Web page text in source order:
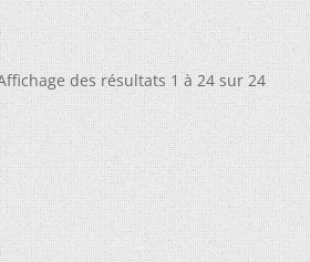
des résultats 1 à 24 sur 24